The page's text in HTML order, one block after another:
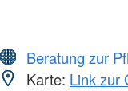
Beratung zur
Karte: Link zur